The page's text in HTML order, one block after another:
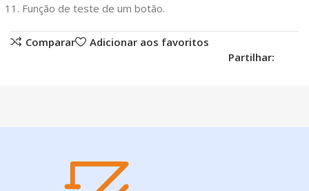
Função de teste de um botão.
Comparar
Adicionar aos favoritos
Partilhar: